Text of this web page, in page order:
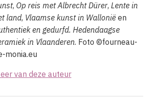
, Op reis met Albrecht Dürer, Lente in
land, Vlaamse kunst in Wallonië en
en gedurfd. Hedendaagse
in Vlaanderen. Foto ©fourneau-
monia.eu
van deze auteur